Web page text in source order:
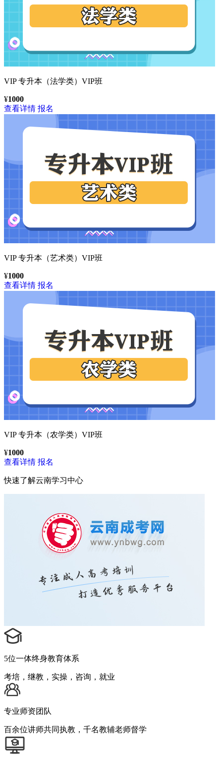
VIP专升本（法学类）VIP班
¥1000
查看详情 报名
VIP专升本（艺术类）VIP班
¥1000
查看详情 报名
VIP专升本（农学类）VIP班
¥1000
查看详情 报名
快速了解云南学习中心
5位一体终身教育体系
考培，继教，实操，咨询，就业
专业师资团队
百余位讲师共同执教，千名教辅老师督学